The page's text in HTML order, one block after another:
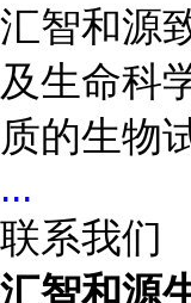
汇智和源
及生命科
质的生物
...
联系我们
汇智和源